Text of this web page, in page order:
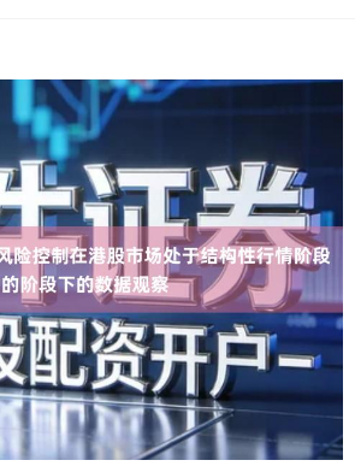
3940.04 +39.68 +1.02%